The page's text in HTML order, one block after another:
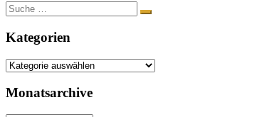
Suche
nach:
Kategorien
Kategorien
Monatsarchive